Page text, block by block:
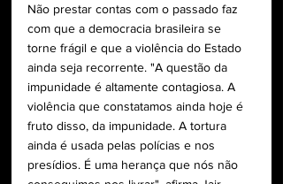
Não prestar contas com o passado faz
com que a democracia brasileira se
torne frágil e que a violência do Estado
ainda seja recorrente. "A questão da
impunidade é altamente contagiosa. A
violência que constatamos ainda hoje é
fruto disso, da impunidade. A tortura
ainda é usada pelas polícias e nos
presídios. É uma herança que nós não